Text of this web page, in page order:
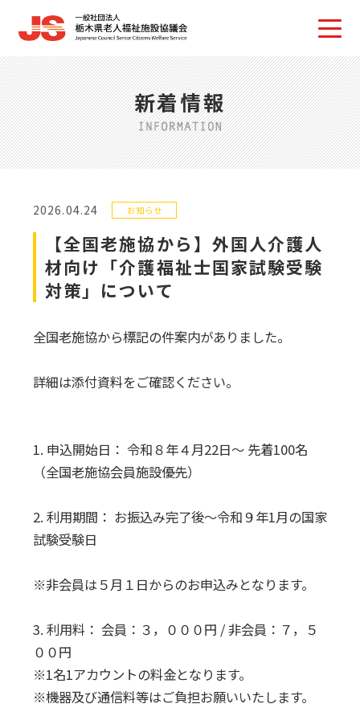
新着情報
2026.04.24 お知らせ
【全国老施協から】外国人介護人
材向け「介護福祉士国家試験受験
対策」について
全国老施協から標記の件案内がありました。
詳細は添付資料をご確認ください。
1. 申込開始日： 令和８年４月22日～ 先着100名
（全国老施協会員施設優先）
2. 利用期間： お振込み完了後～令和９年1月の国家
試験受験日
※非会員は５月１日からのお申込みとなります。
3. 利用料： 会員：３，０００円 / 非会員：７，５
００円
※1名1アカウントの料金となります。
※機器及び通信料等はご負担お願いいたします。